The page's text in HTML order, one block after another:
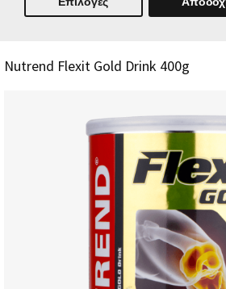
Nutrend Flexit Gold Drink 400g